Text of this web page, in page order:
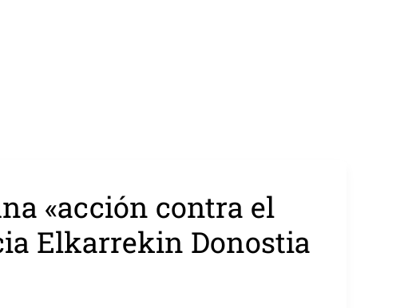
«acción contra el
Elkarrekin Donostia